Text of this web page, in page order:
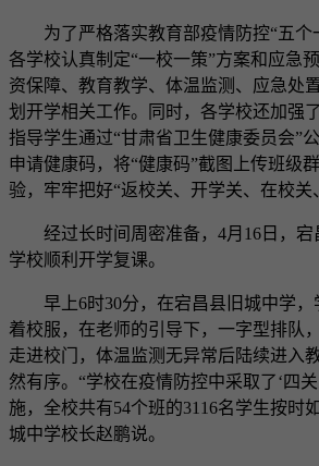
为了严格落实教育部疫情防控“五个
各学校认真制定“一校一策”方案和应急
资保障、教育教学、体温监测、应急处
划开学相关工作。同时，各学校还加强
指导学生通过“甘肃省卫生健康委员会”
申请健康码，将“健康码”截图上传班级
验，牢牢把好“返校关、开学关、在校关
经过长时间周密准备，4月16日，宕
学校顺利开学复课。
早上6时30分，在宕昌县旧城中学，
着校服，在老师的引导下，一字型排队
走进校门，体温监测无异常后陆续进入
然有序。“学校在疫情防控中采取了‘四
施，全校共有54个班的3116名学生按时
城中学校长赵鹏说。